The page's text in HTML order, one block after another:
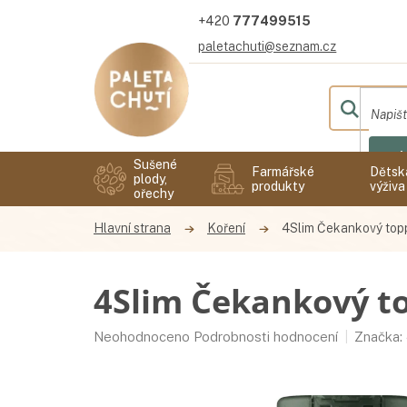
777499515
paletachuti@seznam.cz
Sušené
plody,
ořechy
Farmářské
produkty
výživa
Koření 4Slim Čekankový
4Slim Čekankový
Průměrné
Neohodnoceno Podrobnosti hodnocení Značka: